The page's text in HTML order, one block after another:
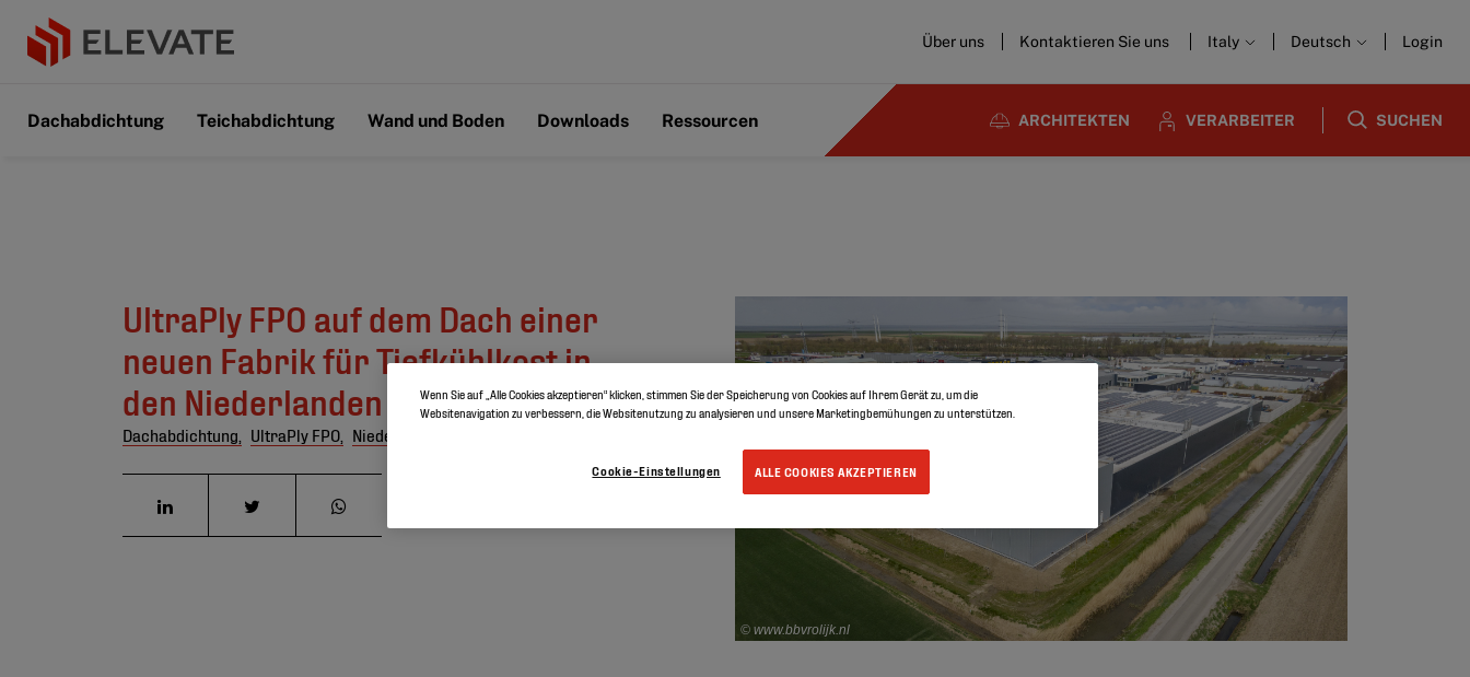
Über uns Kontaktieren Sie uns Italy Deutsch Login
Dachabdichtung Teichabdichtung Wand und Boden Downloads Ressourcen ARCHITEKTEN VERARBEITER SUCHEN
UltraPly FPO auf dem Dach einer
neuen Fabrik für Tiefkühlkost in
den Niederlanden
Dachabdichtung, UltraPly FPO, Niederlande,
© www.bbvrolijk.nl
Wenn Sie auf „Alle Cookies akzeptieren“ klicken, stimmen Sie der Speicherung von Cookies auf Ihrem Gerät zu, um die
Websitenavigation zu verbessern, die Websitenutzung zu analysieren und unsere Marketingbemühungen zu unterstützen.
ALLE COOKIES AKZEPTIEREN
Cookie-Einstellungen